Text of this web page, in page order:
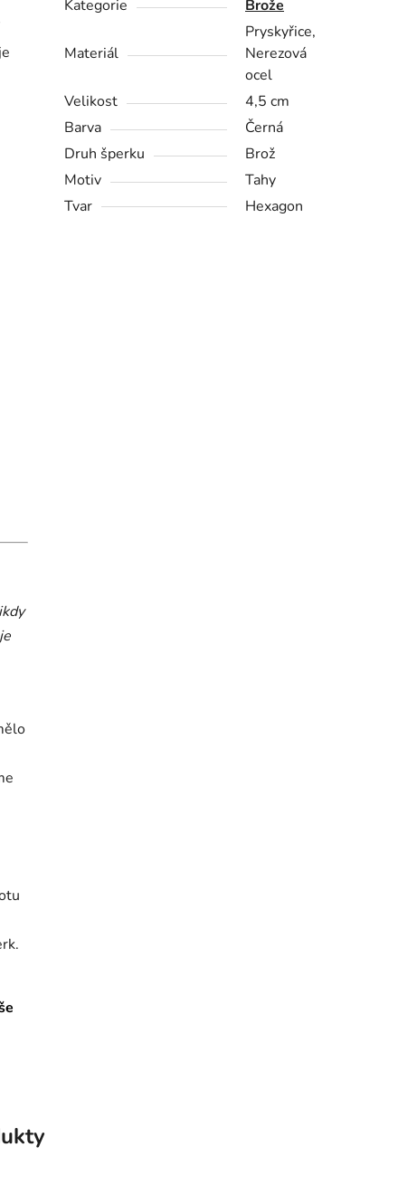
Kategorie Brože
Materiál
Pryskyřice,
Nerezová
ocel
Velikost
4,5 cm
Barva
Černá
Druh šperku
Brož
Motiv
Tahy
Tvar
Hexagon